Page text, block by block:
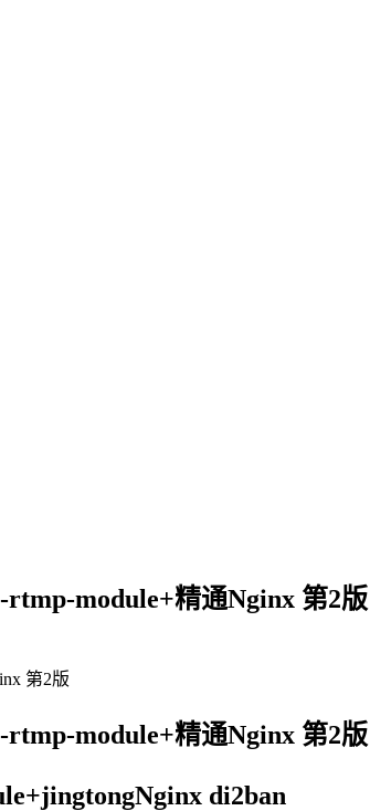
module+精通Nginx 第2版
第2版
module+精通Nginx 第2版
di2ban